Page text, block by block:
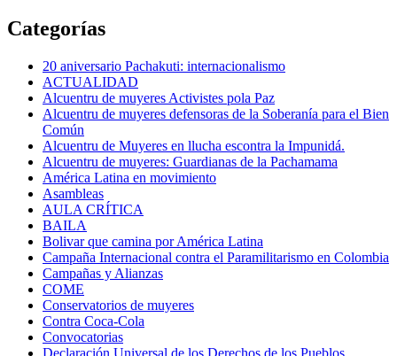
Categorías
20 aniversario Pachakuti: internacionalismo
ACTUALIDAD
Alcuentru de muyeres Activistes pola Paz
Alcuentru de muyeres defensoras de la Soberanía para el Bien
Común
Alcuentru de Muyeres en llucha escontra la Impunidá.
Alcuentru de muyeres: Guardianas de la Pachamama
América Latina en movimiento
Asambleas
AULA CRÍTICA
BAILA
Bolivar que camina por América Latina
Campaña Internacional contra el Paramilitarismo en Colombia
Campañas y Alianzas
COME
Conservatorios de muyeres
Contra Coca-Cola
Convocatorias
Declaración Universal de los Derechos de los Pueblos